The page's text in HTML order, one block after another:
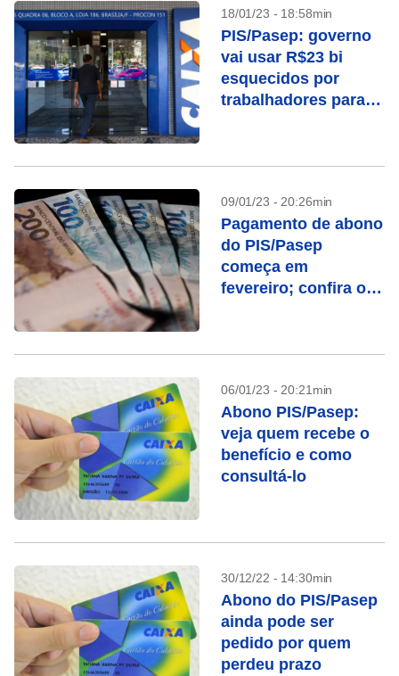
18/01/23 - 18:58min
PIS/Pasep: governo
vai usar R$23 bi
esquecidos por
trabalhadores para
09/01/23 - 20:26min
Pagamento de abono
do PIS/Pasep
começa em
fevereiro; confira o
06/01/23 - 20:21min
Abono PIS/Pasep:
veja quem recebe o
benefício e como
consultá-lo
30/12/22 - 14:30min
Abono do PIS/Pasep
ainda pode ser
pedido por quem
perdeu prazo